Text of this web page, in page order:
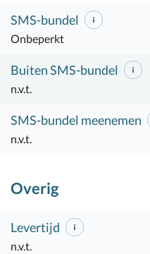
SMS-bundel
Onbeperkt
Buiten SMS-bundel
n.v.t.
SMS-bundel meenemen
n.v.t.
Overig
Levertijd
n.v.t.